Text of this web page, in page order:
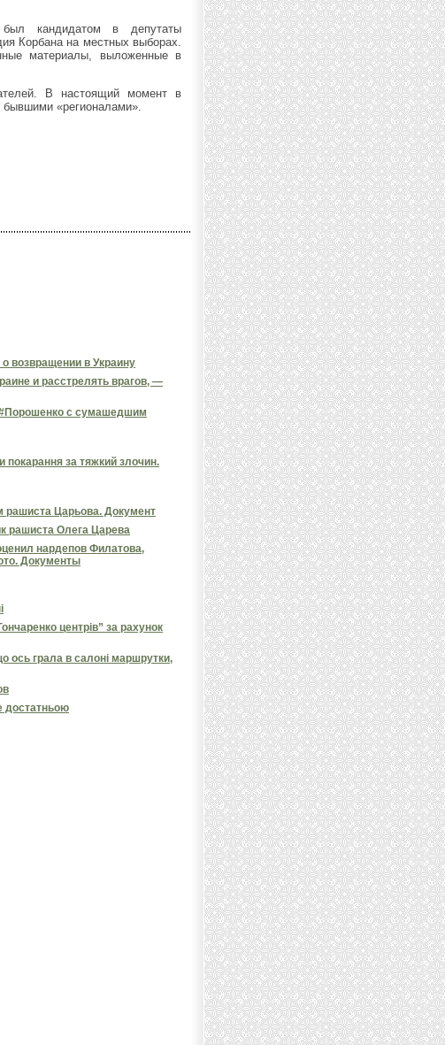
кандидатом в депутаты
Корбана на местных выборах.
материалы, выложенные в
В настоящий момент в
бывшими «регионалами».
возвращении в Украину
и расстрелять врагов, —
#Порошенко с сумашедшим
покарання за тяжкий злочин.
рашиста Царьова. Документ
рашиста Олега Царева
нардепов Филатова,
Документы
центрів” за рахунок
ось грала в салоні маршрутки,
достатньою